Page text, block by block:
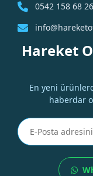
0542 158 68 26
Hareket
En yeni
haberdar